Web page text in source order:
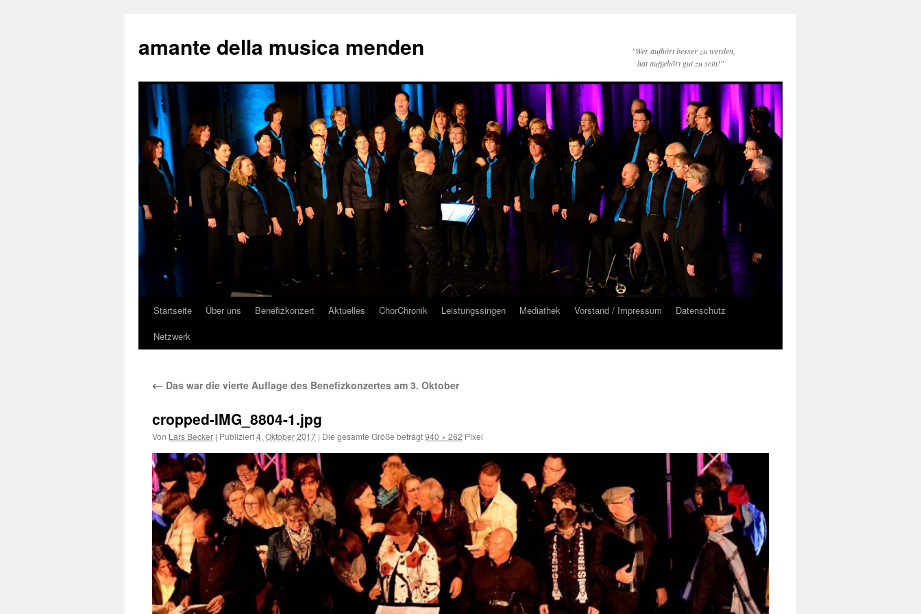
amante della musica menden
"Wer aufhört besser zu werden,
hat aufgehört gut zu sein!"
Springe
zum
Startseite Über uns Benefizkonzert Aktuelles ChorChronik Leistungssingen Mediathek Vorstand / Impressum
Datenschutz
Netzwerk
← Das war die vierte Auflage des Benefizkonzertes am 3. Oktober
cropped-IMG_8804-1.jpg
Von Lars Becker | Publiziert4. Oktober 2017 | Die gesamte Größe beträgt940 × 262 Pixel